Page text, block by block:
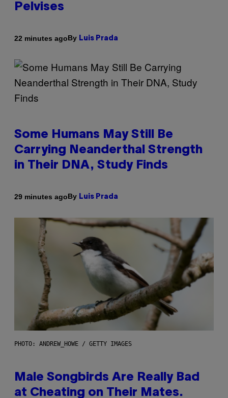
Pelvises
22 minutes agoBy Luis Prada
Some Humans May Still Be
Carrying Neanderthal Strength
in Their DNA, Study Finds
29 minutes agoBy Luis Prada
PHOTO: ANDREW_HOWE / GETTY IMAGES
Male Songbirds Are Really Bad
at Cheating on Their Mates.